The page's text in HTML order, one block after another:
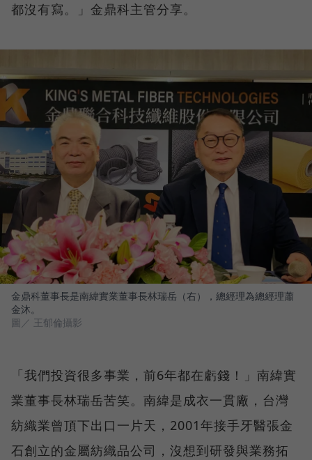
都沒有寫。」金鼎科主管分享。
金鼎科董事長是南緯實業董事長林瑞岳（右），總經理為總經理蕭
金沐。
圖／ 王郁倫攝影
「我們投資很多事業，前6年都在虧錢！」南緯實
業董事長林瑞岳苦笑。南緯是成衣一貫廠，台灣
紡織業曾頂下出口一片天，2001年接手牙醫張金
石創立的金屬紡織品公司，沒想到研發與業務拓